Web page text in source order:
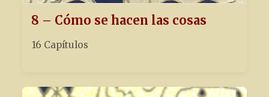
8 – Cómo se hacen las cosas
16 Capítulos